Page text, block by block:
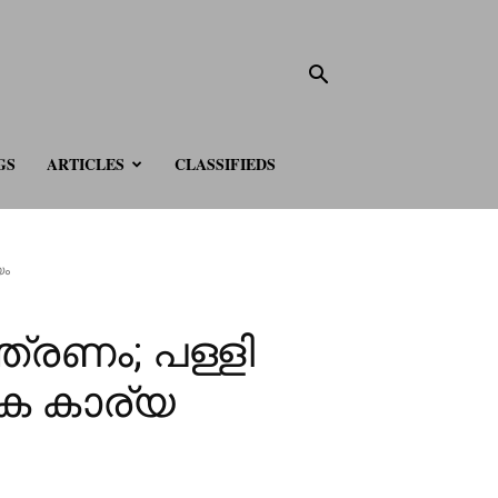
ARTICLES CLASSIFIEDS
പള്ളി
കാര്യ